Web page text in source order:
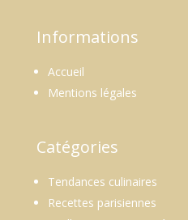
Informations
Accueil
Mentions légales
Catégories
Tendances culinaires
Recettes parisiennes